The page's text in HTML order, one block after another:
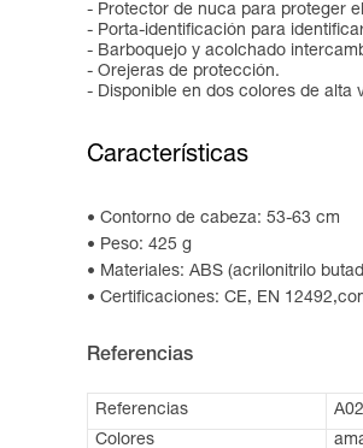
- Protector de nuca para proteger
- Porta-identificación para
- Barboquejo y acolchado
- Orejeras de protección.
- Disponible en dos colores de alta
Características
Contorno de cabeza: 53-63 cm
Peso: 425 g
Materiales: ABS (acrilonitrilo
Certificaciones: CE, EN
Referencias
Referencias
Colores